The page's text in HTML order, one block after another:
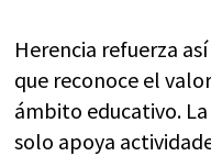
Herencia refuerza
que reconoce el
ámbito educativo.
solo apoya